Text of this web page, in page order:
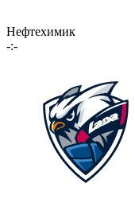
Нефтехимик
-:-